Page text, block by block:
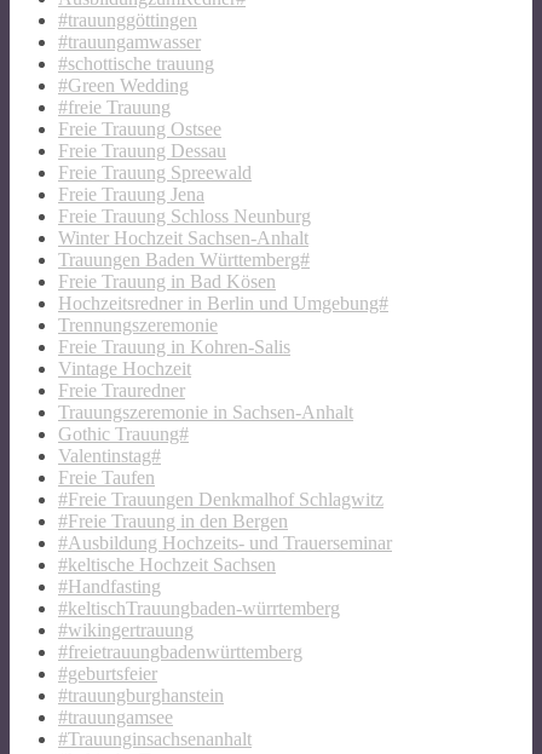
#trauunggöttingen
#trauungamwasser
#schottische trauung
#Green Wedding
#freie Trauung
Freie Trauung Ostsee
Freie Trauung Dessau
Freie Trauung Spreewald
Freie Trauung Jena
Freie Trauung Schloss Neunburg
Winter Hochzeit Sachsen-Anhalt
Trauungen Baden Württemberg#
Freie Trauung in Bad Kösen
Hochzeitsredner in Berlin und Umgebung#
Trennungszeremonie
Freie Trauung in Kohren-Salis
Vintage Hochzeit
Freie Trauredner
Trauungszeremonie in Sachsen-Anhalt
Gothic Trauung#
Valentinstag#
Freie Taufen
#Freie Trauungen Denkmalhof Schlagwitz
#Freie Trauung in den Bergen
#Ausbildung Hochzeits- und Trauerseminar
#keltische Hochzeit Sachsen
#Handfasting
#keltischTrauungbaden-würrtemberg
#wikingertrauung
#freietrauungbadenwürttemberg
#geburtsfeier
#trauungburghanstein
#trauungamsee
#Trauunginsachsenanhalt